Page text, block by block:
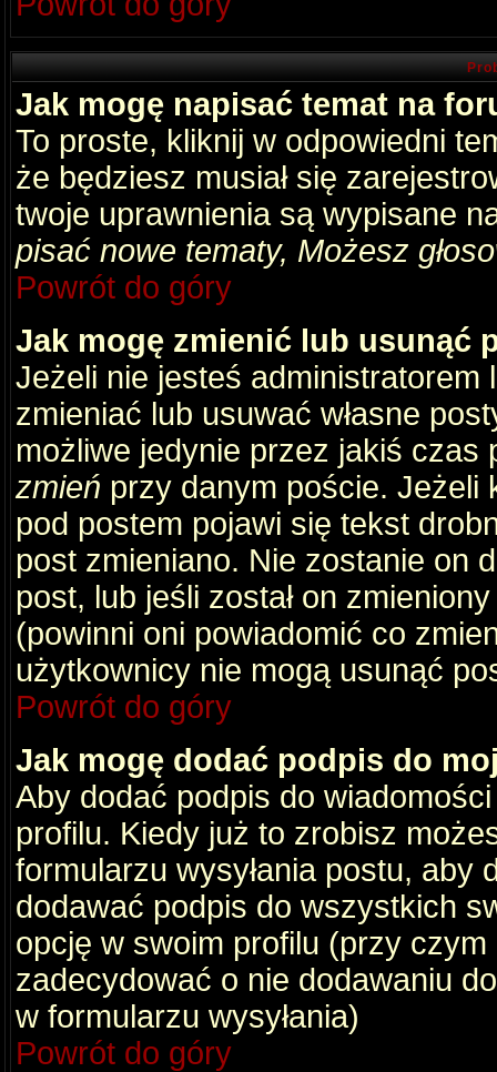
Jak mogę napisać temat na
To proste, kliknij w odpowiedni
że będziesz musiał się
twoje uprawnienia są wypisane
pisać nowe tematy, Możesz
Powrót do góry
Jak mogę zmienić lub usunąć
Jeżeli nie jesteś
zmieniać lub usuwać własne
możliwe jedynie przez jakiś
zmień przy danym poście. Jeżeli
pod postem pojawi się tekst
post zmieniano. Nie zostanie on
post, lub jeśli został on
(powinni oni powiadomić co
użytkownicy nie mogą usunąć
Powrót do góry
Jak mogę dodać podpis do
Aby dodać podpis do
profilu. Kiedy już to zrobisz
formularzu wysyłania postu,
dodawać podpis do wszystkich
opcję w swoim profilu (przy
zadecydować o nie dodawaniu
w formularzu wysyłania)
Powrót do góry